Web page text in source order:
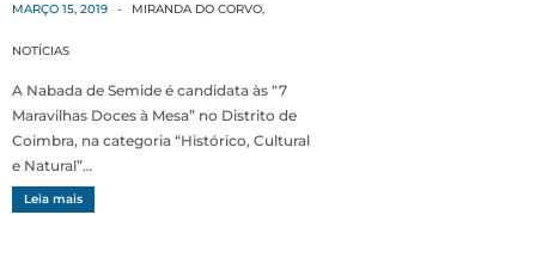
MARÇO 15, 2019 - MIRANDA DO CORVO,
NOTÍCIAS
A Nabada de Semide é candidata às “7
Maravilhas Doces à Mesa” no Distrito de
Coimbra, na categoria “Histórico, Cultural
e Natural”…
Leia mais